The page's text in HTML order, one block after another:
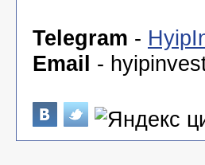
Telegram -
Email -